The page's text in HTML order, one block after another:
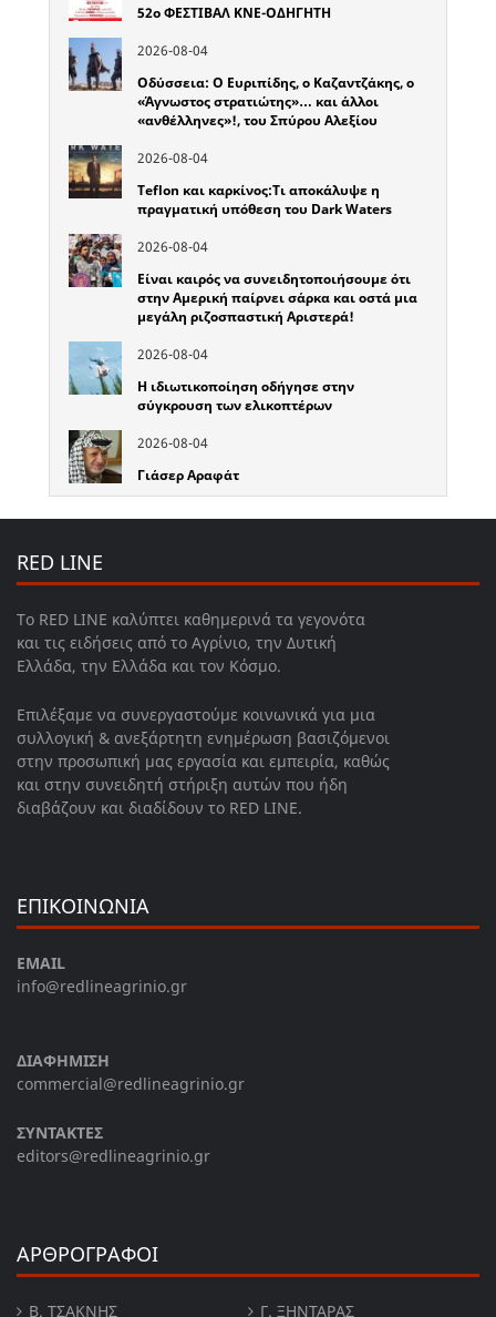
52o ΦΕΣΤΙΒΑΛ ΚΝΕ-ΟΔΗΓΗΤΗ
2026-08-04
Οδύσσεια: Ο Ευριπίδης, ο Καζαντζάκης, ο
«Άγνωστος στρατιώτης»… και άλλοι
«ανθέλληνες»!, του Σπύρου Αλεξίου
2026-08-04
Teflon και καρκίνος:Τι αποκάλυψε η
πραγματική υπόθεση του Dark Waters
2026-08-04
Είναι καιρός να συνειδητοποιήσουμε ότι
στην Αμερική παίρνει σάρκα και οστά μια
μεγάλη ριζοσπαστική Αριστερά!
2026-08-04
Η ιδιωτικοποίηση οδήγησε στην
σύγκρουση των ελικοπτέρων
2026-08-04
Γιάσερ Αραφάτ
RED LINE
Το RED LINE καλύπτει καθημερινά τα γεγονότα
και τις ειδήσεις από το Αγρίνιο, την Δυτική
Ελλάδα, την Ελλάδα και τον Κόσμο.
Επιλέξαμε να συνεργαστούμε κοινωνικά για μια
συλλογική & ανεξάρτητη ενημέρωση βασιζόμενοι
στην προσωπική μας εργασία και εμπειρία, καθώς
και στην συνειδητή στήριξη αυτών που ήδη
διαβάζουν και διαδίδουν το RED LINE.
ΕΠΙΚΟΙΝΩΝΙΑ
EMAIL
info@redlineagrinio.gr
ΔΙΑΦΗΜΙΣΗ
commercial@redlineagrinio.gr
ΣΥΝΤΑΚΤΕΣ
editors@redlineagrinio.gr
ΑΡΘΡΟΓΡΑΦΟΙ
Β. ΤΣΆΚΝΗΣ Γ. ΞΗΝΤΆΡΑΣ